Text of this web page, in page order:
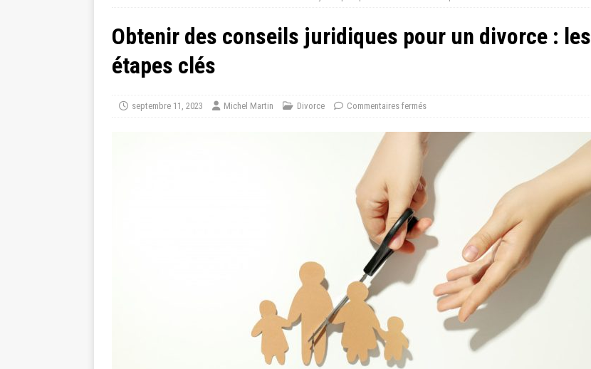
Obtenir des conseils juridiques pour un divorce : les
étapes clés
septembre 11, 2023 Michel Martin Divorce Commentaires fermés